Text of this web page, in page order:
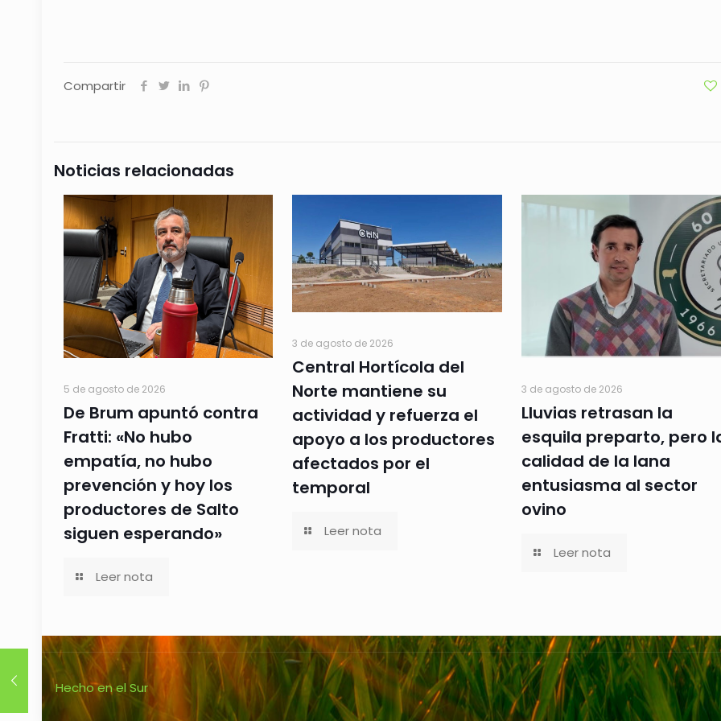
Compartir
Noticias relacionadas
5 de agosto de 2026
De Brum apuntó contra
Fratti: «No hubo
empatía, no hubo
prevención y hoy los
productores de Salto
siguen esperando»
Leer nota
3 de agosto de 2026
Central Hortícola del
Norte mantiene su
actividad y refuerza el
apoyo a los productores
afectados por el
temporal
Leer nota
3 de agosto de 2026
Lluvias retrasan la
esquila preparto, pero
calidad de la lana
entusiasma al sector
ovino
Leer nota
Hecho en el Sur